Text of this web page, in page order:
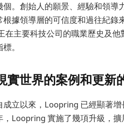
個。創始人的願景、經驗和領導
根據領導層的可信度和過往紀錄
在主要科技公司的職業歷史及
。
實世界的案例和更新
成立以來，Loopring 已經顯著
，Loopring 實施了幾項升級，